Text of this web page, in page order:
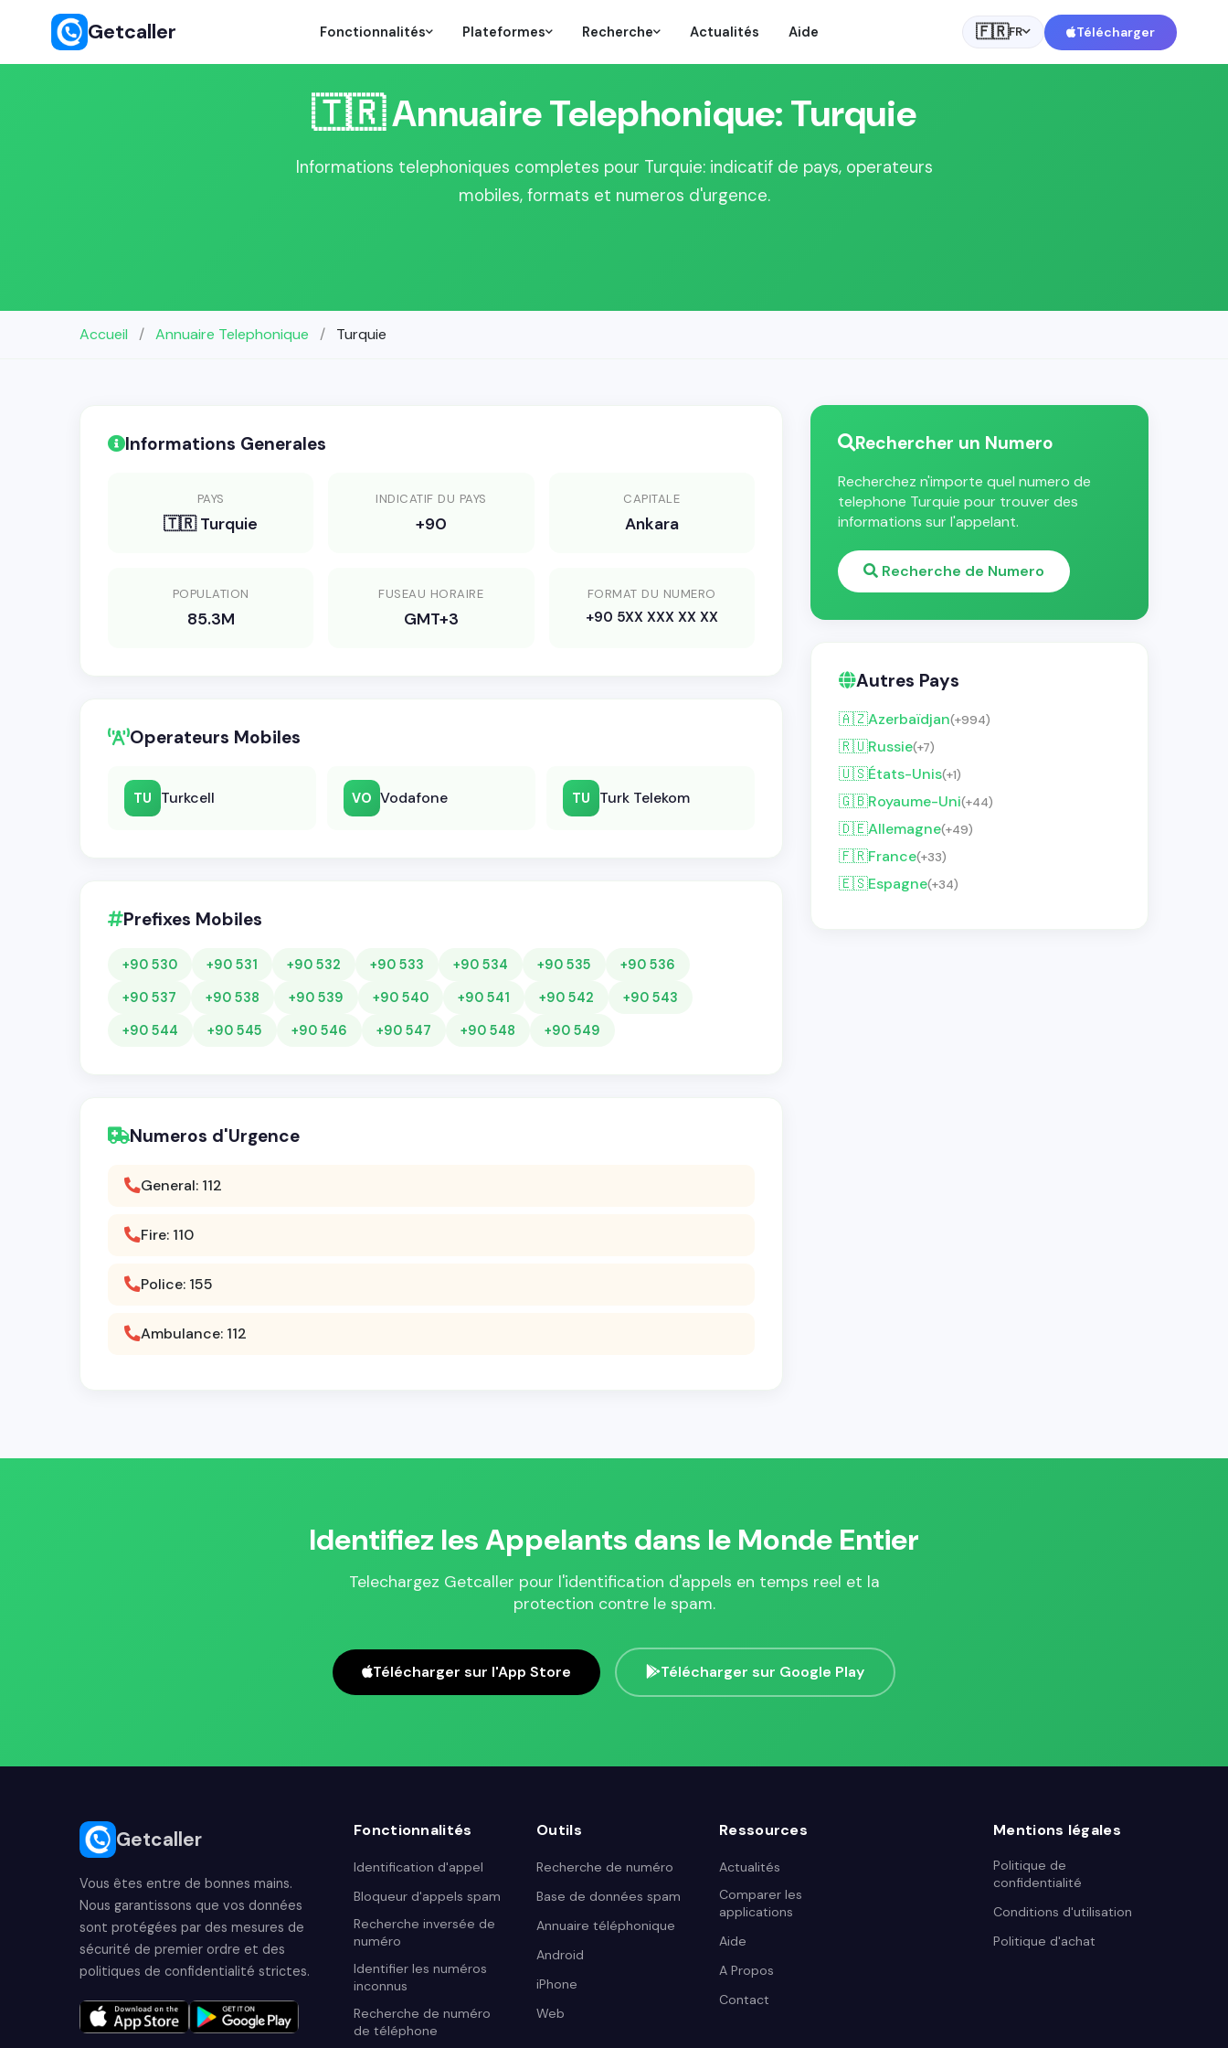
Getcaller Fonctionnalités Plateformes Recherche Actualités Aide 🇫🇷FR Télécharger
🇹🇷 Annuaire Telephonique: Turquie
Informations telephoniques completes pour Turquie: indicatif de pays, operateurs
mobiles, formats et numeros d'urgence.
Accueil / Annuaire Telephonique / Turquie
Informations Generales
PAYS
🇹🇷 Turquie
INDICATIF DU PAYS
+90
CAPITALE
Ankara
POPULATION
85.3M
FUSEAU HORAIRE
GMT+3
FORMAT DU NUMERO
+90 5XX XXX XX XX
Operateurs Mobiles
TU Turkcell VO Vodafone TU Turk Telekom
Prefixes Mobiles
+90 530 +90 531 +90 532 +90 533 +90 534 +90 535
+90 536
+90 537
+90 538 +90 539 +90 540 +90 541 +90 542
+90 543
+90 544
+90 545 +90 546 +90 547 +90 548 +90 549
Numeros d'Urgence
General: 112
Fire: 110
Police: 155
Ambulance: 112
Rechercher un Numero
Recherchez n'importe quel numero de
telephone Turquie pour trouver des
informations sur l'appelant.
Recherche de Numero
Autres Pays
🇦🇿Azerbaïdjan(+994)
🇷🇺Russie(+7)
🇺🇸États-Unis(+1)
🇬🇧Royaume-Uni(+44)
🇩🇪Allemagne(+49)
🇫🇷France(+33)
🇪🇸Espagne(+34)
Identifiez les Appelants dans le Monde Entier
Telechargez Getcaller pour l'identification d'appels en temps reel et la
protection contre le spam.
Télécharger sur l'App Store Télécharger sur Google Play
Getcaller
Vous êtes entre de bonnes mains.
Nous garantissons que vos données
sont protégées par des mesures de
sécurité de premier ordre et des
politiques de confidentialité strictes.
Fonctionnalités
Identification d'appel
Bloqueur d'appels spam
Recherche inversée de
numéro
Identifier les numéros
inconnus
Recherche de numéro
de téléphone
Outils
Recherche de numéro
Base de données spam
Annuaire téléphonique
Android
iPhone
Web
Ressources
Actualités
Comparer les
applications
Aide
A Propos
Contact
Mentions légales
Politique de
confidentialité
Conditions d'utilisation
Politique d'achat